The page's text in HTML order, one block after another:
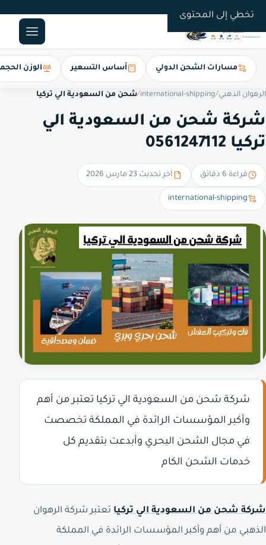
تخطي إلى المحتوى
مسارات الشحن الدولي أساس التسعير الوزن
الرهوان الذهبي/
international-shipping
/شحن من السعودية الي تركيا
شركة شحن من السعودية الي
تركيا 0561247112
قراءة 6 دقائق آخر تحديث 23 مارس 2026
international-shipping
شركة شحن من السعودية الي تركيا تعتبر من أهم
وأكبر المؤسسات الرائدة في المملكة تخصصت
في مجال الشحن البحري وأبدعت بتقديم كل
خدمات الشحن الكام
شركة شحن من السعودية الي تركيا تعتبر شركة الرهوان
الذهبي من أهم وأكبر المؤسسات الرائدة في المملكة